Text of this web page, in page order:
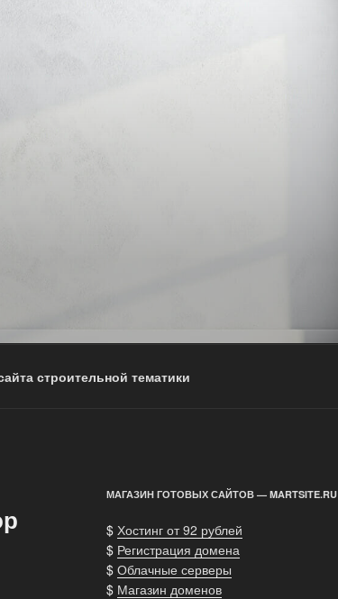
строительной тематики
МАГАЗИН ГОТОВЫХ САЙТОВ — MARTSITE.RU
$ Хостинг от 92 рублей
$ Регистрация домена
$ Облачные серверы
$ Магазин доменов